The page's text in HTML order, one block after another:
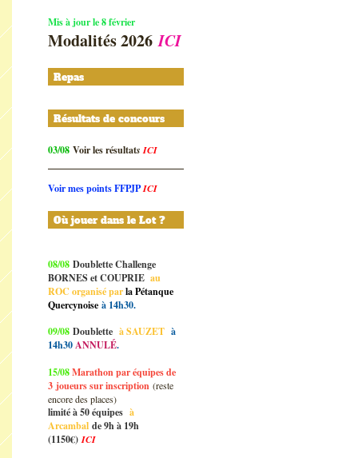
Mis à jour le 8 février
Modalités 2026ICI
Repas
Résultats de concours
03/08 Voir les résultats ICI
Voir mes points FFPJPICI
Où jouer dans le Lot ?
08/08 Doublette Challenge
BORNES et COUPRIE au
ROC organisé parla Pétanque
Quercynoise à 14h30.
09/08 Doublette à SAUZET à
14h30ANNULÉ.
15/08Marathon par équipes de
3 joueurs sur inscription (reste
encore des places)
limité à 50 équipes à
Arcambal de 9h à 19h
(1150€)ICI